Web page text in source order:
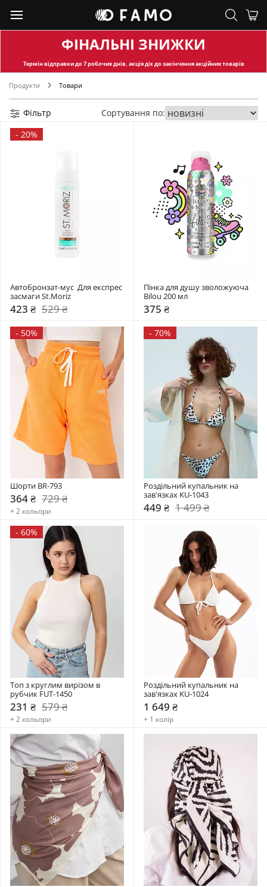
ФІНАЛЬНІ ЗНИЖКИ
Термін відправкидо 7 робочих днів, акція діє до закінчення акційних товарів
Продукти Товари
Фільтр
Сортування по:
- 20%
Автобронзат-мус  Для експрес
засмаги St.Moriz
423 ₴ 529 ₴
Пінка для душу зволожуюча
Bilou 200 мл
375 ₴
- 50%
Шорти BR-793
364 ₴ 729 ₴
+ 2 кольори
- 70%
Роздільний купальник на
зав'язках KU-1043
449 ₴ 1 499 ₴
- 60%
Топ з круглим вирізом в
рубчик FUT-1450
231 ₴ 579 ₴
+ 2 кольори
Роздільний купальник на
зав'язках KU-1024
1 649 ₴
+ 1 колір